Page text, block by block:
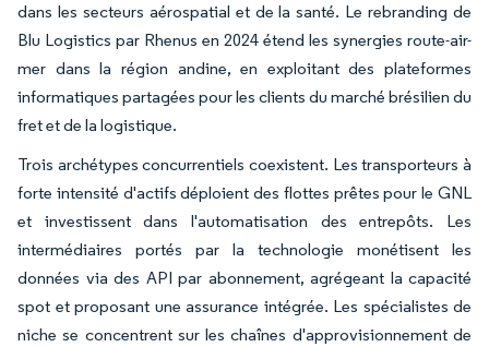
dans les secteurs aérospatial et de la santé. Le rebranding de
Blu Logistics par Rhenus en 2024 étend les synergies route-air-
mer dans la région andine, en exploitant des plateformes
informatiques partagées pour les clients du marché brésilien du
fret et de la logistique.
Trois archétypes concurrentiels coexistent. Les transporteurs à
forte intensité d'actifs déploient des flottes prêtes pour le GNL
et investissent dans l'automatisation des entrepôts. Les
intermédiaires portés par la technologie monétisent les
données via des API par abonnement, agrégeant la capacité
spot et proposant une assurance intégrée. Les spécialistes de
niche se concentrent sur les chaînes d'approvisionnement de